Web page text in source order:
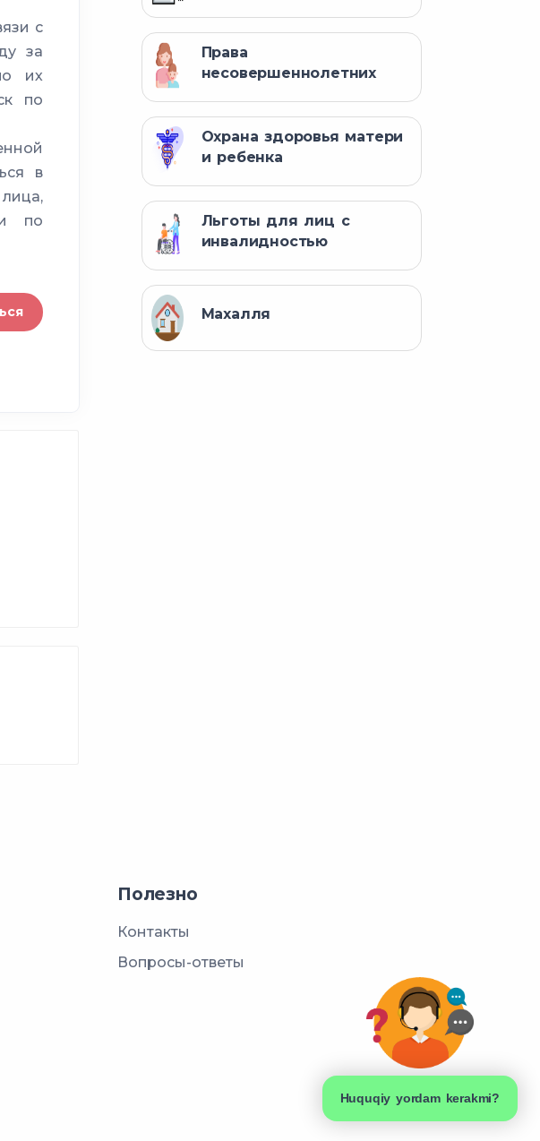
с
за
их
по
в
по
Права
несовершеннолетних
Охрана здоровья матери
и ребенка
Льготы для лиц с
инвалидностью
Махалля
Полезно
Контакты
Вопросы-ответы
Huquqiy yordam kerakmi?